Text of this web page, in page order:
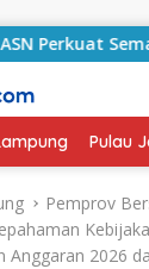
Semangat
Pulau
Pemprov
Anggaran 2026